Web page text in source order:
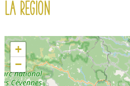
La région
+
−